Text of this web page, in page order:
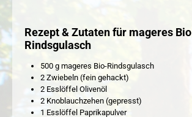
Rezept & Zutaten für mageres Bio
Rindsgulasch
500 g mageres Bio-Rindsgulasch
2 Zwiebeln (fein gehackt)
2 Esslöffel Olivenöl
2 Knoblauchzehen (gepresst)
1 Esslöffel Paprikapulver